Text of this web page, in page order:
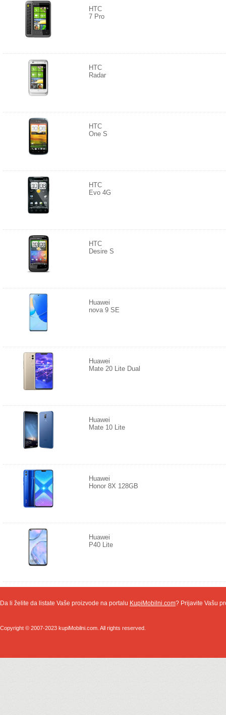
HTC
7 Pro
HTC
Radar
HTC
One S
HTC
Evo 4G
HTC
Desire S
Huawei
nova 9 SE
Huawei
Mate 20 Lite Dual
Huawei
Mate 10 Lite
Huawei
Honor 8X 128GB
Huawei
P40 Lite
Da li želite da listate Vaše proizvode na portalu KupiMobilni.com? Prijavite Vašu
Copyright © 2007-2023 kupiMobilni.com. All rights reserved.